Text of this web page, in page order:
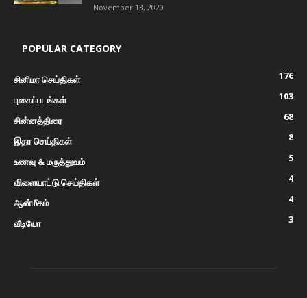
November 13, 2020
POPULAR CATEGORY
சினிமா செய்திகள்
176
புகைப்படங்கள்
103
சின்னத்திரை
68
இதர செய்திகள்
8
உணவு & மருத்துவம்
5
விளையாட்டு செய்திகள்
4
ஆன்மீகம்
4
வீடியோ
3